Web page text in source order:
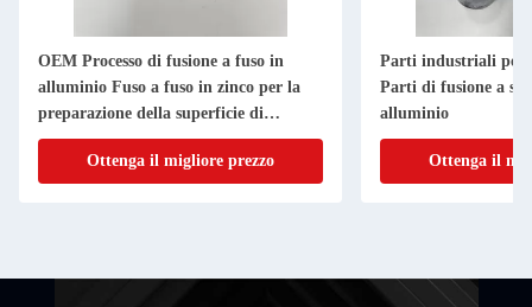
OEM Processo di fusione a fuso in
alluminio Fuso a fuso in zinco per la
preparazione della superficie di
deburring
Ottenga il migliore prezzo
Parti industriali per
Parti di fusione a
alluminio
Ottenga il